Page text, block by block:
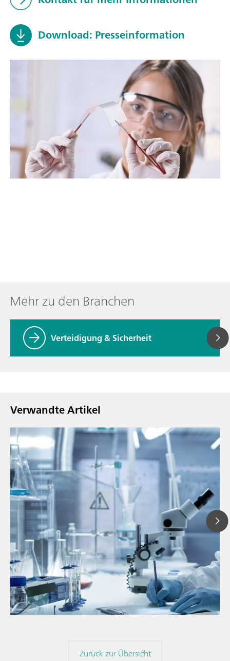
Download: Presseinformation
Mehr zu den Branchen
Verteidigung & Sicherheit
Verwandte Artikel
// Blogartikel
// Nahinfrarot-Spektroskopie (NIRS)
// Direktmessung
Zurück zur Übersicht